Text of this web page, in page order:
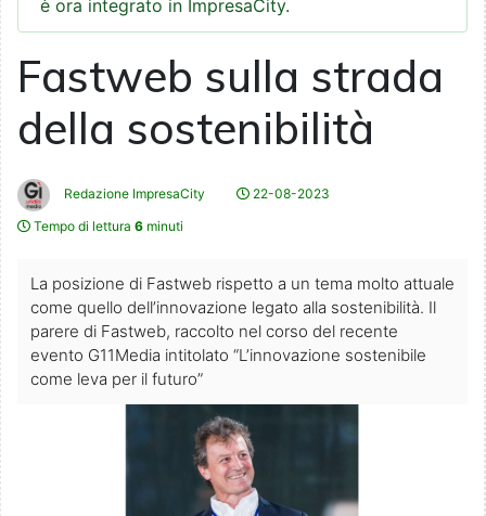
è ora integrato in ImpresaCity.
Fastweb sulla strada
della sostenibilità
Redazione ImpresaCity
22-08-2023
Tempo di lettura 6 minuti
La posizione di Fastweb rispetto a un tema molto attuale
come quello dell’innovazione legato alla sostenibilità. Il
parere di Fastweb, raccolto nel corso del recente
evento G11Media intitolato “L’innovazione sostenibile
come leva per il futuro”